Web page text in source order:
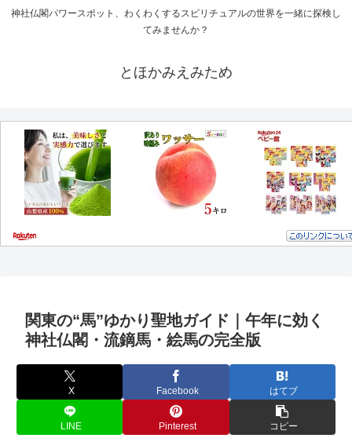
神社仏閣パワースポット、わくわくするスピリチュアルの世界を一緒に探検し
てみませんか？
とほかみえみため
関東の“馬”ゆかり聖地ガイド｜午年に効く
神社仏閣・流鏑馬・絵馬の完全版
X Facebook はてブ
LINE Pinterest コピー